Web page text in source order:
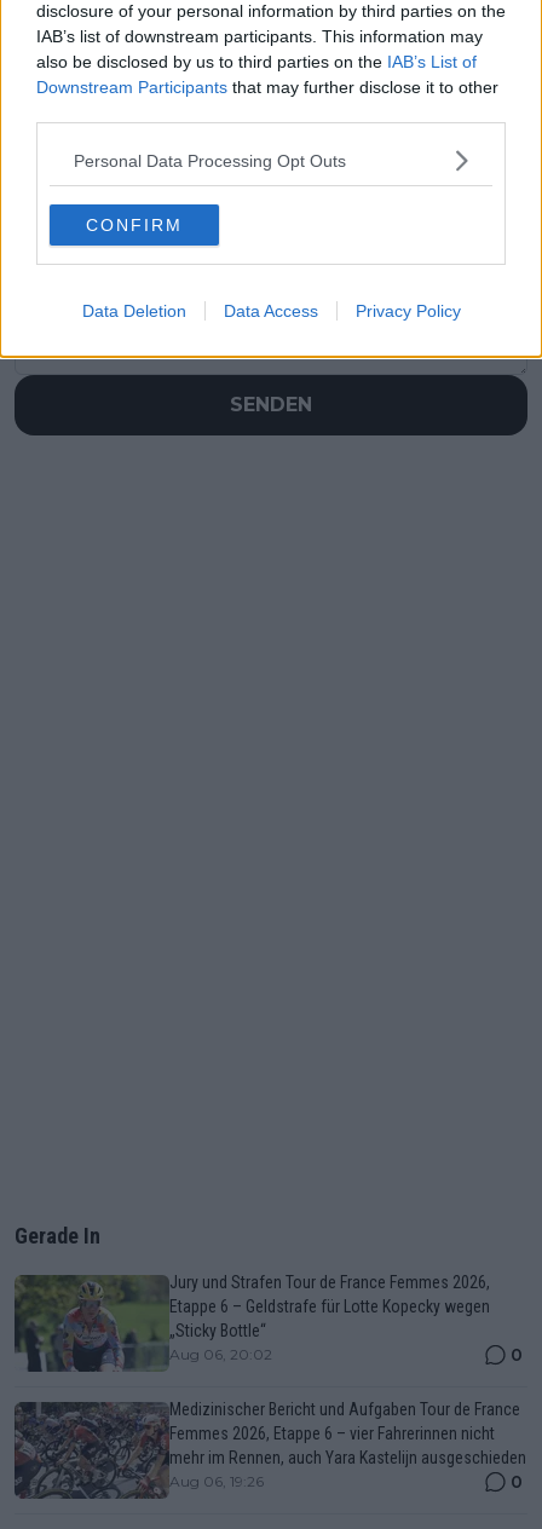
disclosure of your personal information by third parties on the
IAB’s list of downstream participants. This information may
also be disclosed by us to third parties on the IAB’s List of
Downstream Participants that may further disclose it to other
Personal Data Processing Opt Outs
CONFIRM
Data Deletion Data Access Privacy Policy
Schreiben Sie einen Kommentar
SENDEN
Gerade In
Jury und Strafen Tour de France Femmes 2026,
Etappe 6 – Geldstrafe für Lotte Kopecky wegen
„Sticky Bottle“
Aug 06, 20:02 0
Medizinischer Bericht und Aufgaben Tour de France
Femmes 2026, Etappe 6 – vier Fahrerinnen nicht
mehr im Rennen, auch Yara Kastelijn ausgeschieden
Aug 06, 19:26 0